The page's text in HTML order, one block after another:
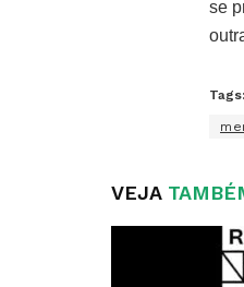
se
Tags:
VEJA